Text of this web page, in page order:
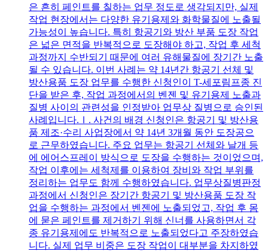
은 흔히 페인트를 칠하는 업무 정도로 생각되지만, 실제
작업 현장에서는 다양한 유기용제와 화학물질에 노출될
가능성이 높습니다. 특히 항공기와 방산 부품 도장 작업
은 넓은 면적을 반복적으로 도장해야 하고, 작업 후 세척
과정까지 수반되기 때문에 여러 유해물질에 장기간 노출
될 수 있습니다. 이번 사례는 약 14년간 항공기 선체 및
방산용품 도장 업무를 수행한 신청인이 T-세포림프종 진
단을 받은 후, 작업 과정에서의 벤젠 및 유기용제 노출과
질병 사이의 관련성을 인정받아 업무상 질병으로 승인된
사례입니다.Ⅰ. 사건의 배경 신청인은 항공기 및 방산용
품 제조·수리 사업장에서 약 14년 3개월 동안 도장공으
로 근무하였습니다. 주요 업무는 항공기 선체와 날개 등
에 에어스프레이 방식으로 도장을 수행하는 것이었으며,
작업 이후에는 세척제를 이용하여 장비와 작업 부위를
정리하는 업무도 함께 수행하였습니다. 업무상질병판정
과정에서 신청인은 장기간 항공기 및 방산용품 도장 작
업을 수행하는 과정에서 벤젠에 노출되었고, 작업 후 몸
에 묻은 페인트를 제거하기 위해 신너를 사용하면서 각
종 유기용제에도 반복적으로 노출되었다고 주장하였습
니다. 실제 업무 비중은 도장 작업이 대부분을 차지하였